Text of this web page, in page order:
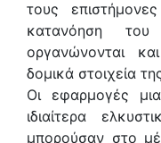
τους
κατανόηση
οργανώνονται
δομικά στοιχεία
Οι εφαρμογές
ιδιαίτερα
μπορούσαν στο